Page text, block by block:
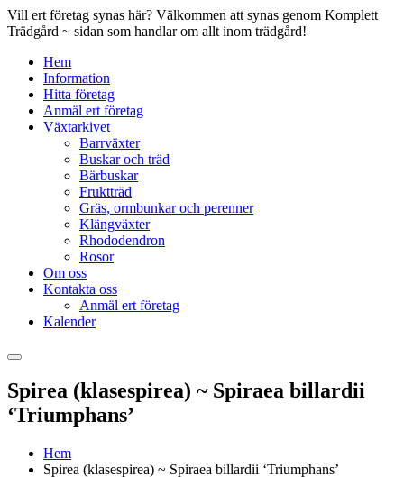
Vill ert företag synas här? Välkommen att synas genom Komplett
Trädgård ~ sidan som handlar om allt inom trädgård!
Hem
Information
Hitta företag
Anmäl ert företag
Växtarkivet
Barrväxter
Buskar och träd
Bärbuskar
Fruktträd
Gräs, ormbunkar och perenner
Klängväxter
Rhododendron
Rosor
Om oss
Kontakta oss
Anmäl ert företag
Kalender
Spirea (klasespirea) ~ Spiraea billardii
‘Triumphans’
Hem
Spirea (klasespirea) ~ Spiraea billardii ‘Triumphans’